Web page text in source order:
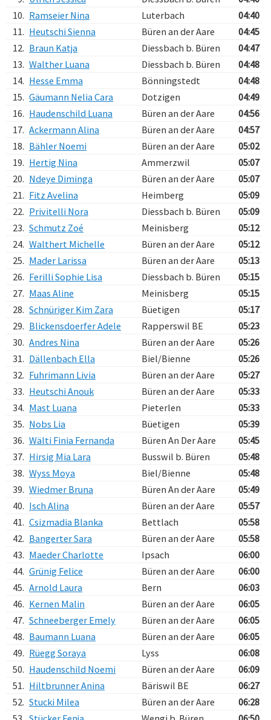
10. Ramseier Nina Luterbach
04:40
11. Heutschi Sienna Büren an der Aare
04:45
12. Braun Katja Diessbach b. Büren
04:47
13. Walther Luana Diessbach b. Büren
04:48
14. Hesse Emma Bönningstedt
04:48
15. Gäumann Nelia Cara Dotzigen
04:49
16. Haudenschild Luana Büren an der Aare
04:56
17. Ackermann Alina Büren an der Aare
04:57
18. Bähler Noemi Büren an der Aare
05:02
19. Hertig Nina Ammerzwil
05:07
20. Ndeye Diminga Büren an der Aare
05:07
21. Fitz Avelina Heimberg
05:09
22. Privitelli Nora Diessbach b. Büren
05:09
23. Schmutz Zoé Meinisberg
05:12
24. Walthert Michelle Büren an der Aare
05:12
25. Mader Larissa Büren an der Aare
05:13
26. Ferilli Sophie Lisa Diessbach b. Büren
05:15
27. Maas Aline Meinisberg
05:15
28. Schnüriger Kim Zara Büetigen
05:17
29. Blickensdoerfer Adele Rapperswil BE
05:23
30. Andres Nina Büren an der Aare
05:26
31. Dällenbach Ella Biel/Bienne
05:26
32. Fuhrimann Livia Büren an der Aare
05:27
33. Heutschi Anouk Büren an der Aare
05:33
34. Mast Luana Pieterlen
05:33
35. Nobs Lia Büetigen
05:39
36. Wälti Finia Fernanda Büren An Der Aare
05:45
37. Hirsig Mia Lara Busswil b. Büren
05:48
38. Wyss Moya Biel/Bienne
05:48
39. Wiedmer Bruna Büren An der Aare
05:49
40. Isch Alina Büren an der Aare
05:57
41. Csizmadia Blanka Bettlach
05:58
42. Bangerter Sara Büren an der Aare
05:58
43. Maeder Charlotte Ipsach
06:00
44. Grünig Felice Büren an der Aare
06:00
45. Arnold Laura Bern
06:03
46. Kernen Malin Büren an der Aare
06:05
47. Schneeberger Emely Büren an der Aare
06:05
48. Baumann Luana Büren an der Aare
06:05
49. Rüegg Soraya Lyss
06:08
50. Haudenschild Noemi Büren an der Aare
06:09
51. Hiltbrunner Anina Bäriswil BE
06:27
52. Stucki Milea Büren an der Aare
06:28